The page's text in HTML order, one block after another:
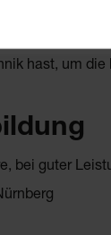
Dich spannend
Bäder
hast, um
bei guter